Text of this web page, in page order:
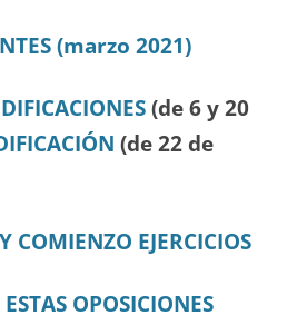
(marzo 2021)
(de 6 y 20
(de 22 de
COMIENZO EJERCICIOS
OPOSICIONES